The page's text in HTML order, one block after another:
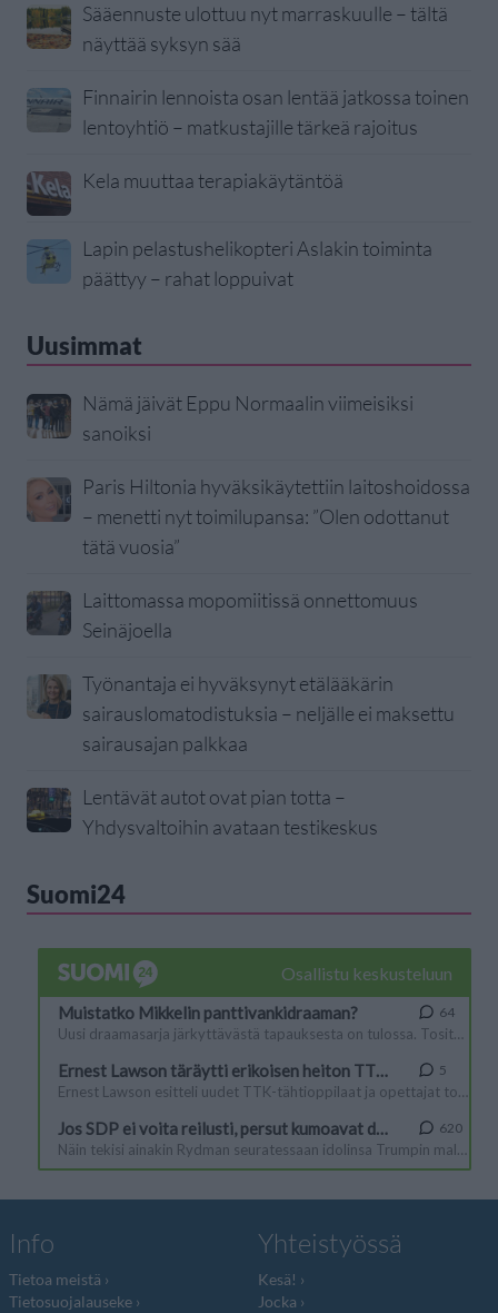
Sääennuste ulottuu nyt marraskuulle – tältä
näyttää syksyn sää
Finnairin lennoista osan lentää jatkossa toinen
lentoyhtiö – matkustajille tärkeä rajoitus
Kela muuttaa terapiakäytäntöä
Lapin pelastushelikopteri Aslakin toiminta
päättyy – rahat loppuivat
Uusimmat
Nämä jäivät Eppu Normaalin viimeisiksi
sanoiksi
Paris Hiltonia hyväksikäytettiin laitoshoidossa
– menetti nyt toimilupansa: ”Olen odottanut
tätä vuosia”
Laittomassa mopomiitissä onnettomuus
Seinäjoella
Työnantaja ei hyväksynyt etälääkärin
sairauslomatodistuksia – neljälle ei maksettu
sairausajan palkkaa
Lentävät autot ovat pian totta –
Yhdysvaltoihin avataan testikeskus
Suomi24
Info
Tietoa meistä
Tietosuojalauseke
Yhteistyössä
Kesä!
Jocka